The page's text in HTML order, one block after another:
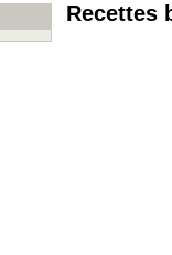
Recettes